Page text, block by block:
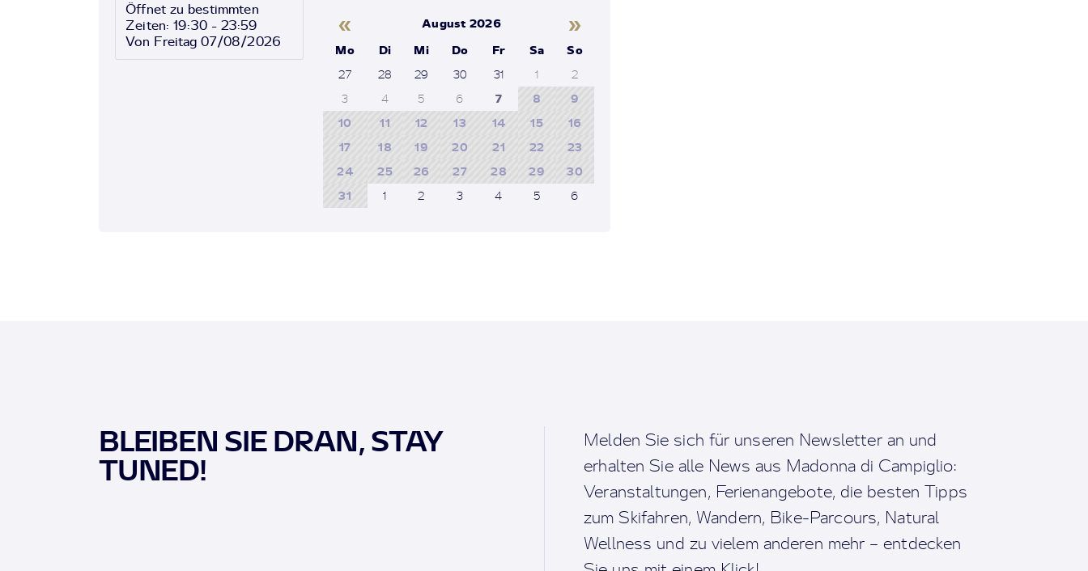
Öffnet zu bestimmten
Zeiten: 19:30 - 23:59
Von Freitag 07/08/2026
« August 2026 »
Mo Di Mi Do Fr Sa
So
27
28 29 30 31 1
2
3
4 5 6 7 8
9
10
11 12 13 14 15
16
17
18 19 20 21 22
23
24
25 26 27 28 29
30
31
1 2 3 4 5 6
BLEIBEN SIE DRAN, STAY
TUNED!
Melden Sie sich für unseren Newsletter an und
erhalten Sie alle News aus Madonna di Campiglio:
Veranstaltungen, Ferienangebote, die besten Tipps
zum Skifahren, Wandern, Bike-Parcours, Natural
Wellness und zu vielem anderen mehr – entdecken